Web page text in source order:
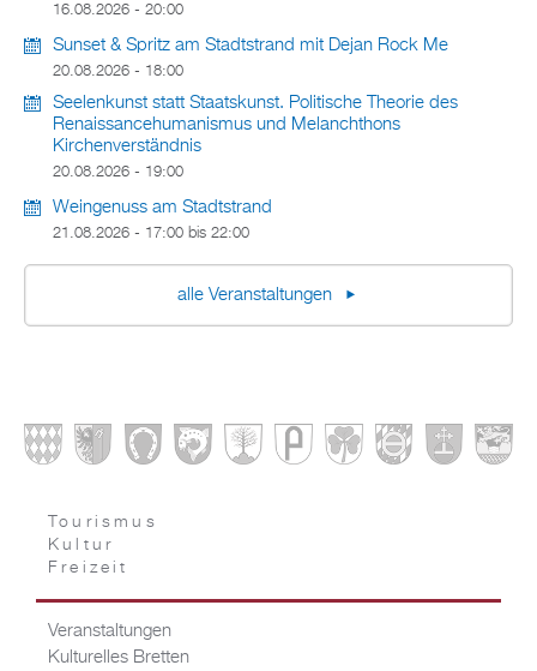
16.08.2026 - 20:00
Sunset & Spritz am Stadtstrand mit Dejan Rock Me
20.08.2026 - 18:00
Seelenkunst statt Staatskunst. Politische Theorie des
Renaissancehumanismus und Melanchthons
Kirchenverständnis
20.08.2026 - 19:00
Weingenuss am Stadtstrand
21.08.2026 - 17:00 bis 22:00
alle Veranstaltungen
Tourismus
Kultur
Freizeit
Veranstaltungen
Kulturelles Bretten